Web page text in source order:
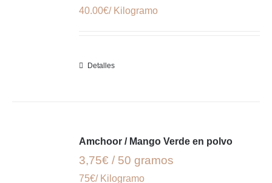
40.00€/ Kilogramo
Detalles
Amchoor / Mango Verde en polvo
3,75€ / 50 gramos
75€/ Kilogramo